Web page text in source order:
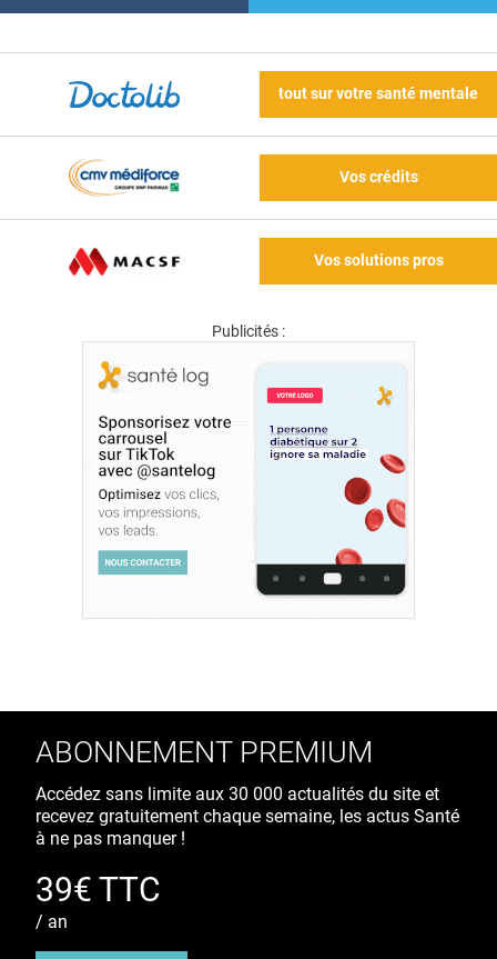
tout sur votre santé mentale
Vos crédits
Vos solutions pros
Publicités :
ABONNEMENT PREMIUM
Accédez sans limite aux 30 000 actualités du site et
recevez gratuitement chaque semaine, les actus Santé
à ne pas manquer !
39€ TTC
/ an